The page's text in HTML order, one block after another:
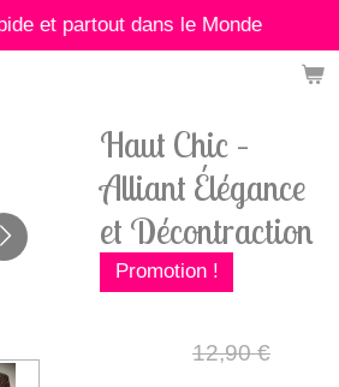
dans le Monde
Haut Chic –
Alliant Élégance
et Décontraction
Promotion !
12,90 €